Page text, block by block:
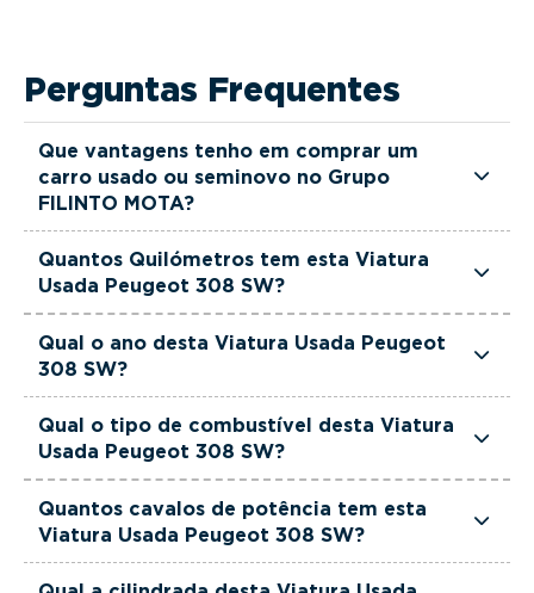
Perguntas Frequentes
Que vantagens tenho em comprar um
carro usado ou seminovo no Grupo
FILINTO MOTA?
FILINTO MOTA são rigorosamente selecionadas
quilómetros reais garantidos. Além disso, dispõe
de uma equipa de gestores comerciais dedicada,
pronta a ajudá-lo a encontrar a viatura que
melhor se adapta às suas necessidades e ao seu
orçamento.
Quantos Quilómetros tem esta Viatura
Usada Peugeot 308 SW?
actualmente 128000 km.
Qual o ano desta Viatura Usada Peugeot
308 SW?
Qual o tipo de combustível desta Viatura
Usada Peugeot 308 SW?
equipada com uma motorização Diesel.
Quantos cavalos de potência tem esta
Viatura Usada Peugeot 308 SW?